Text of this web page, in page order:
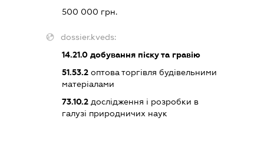
500 000 грн.
dossier.kveds:
14.21.0 добування піску та гравію
51.53.2 оптова торгівля будівельними
матеріалами
73.10.2 дослідження і розробки в
галузі природничих наук